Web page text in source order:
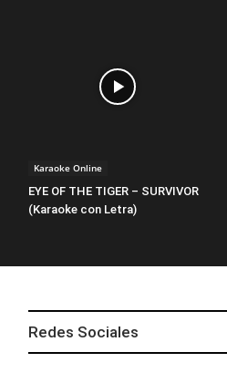
Karaoke Online
EYE OF THE TIGER – SURVIVOR
(Karaoke con Letra)
Redes Sociales